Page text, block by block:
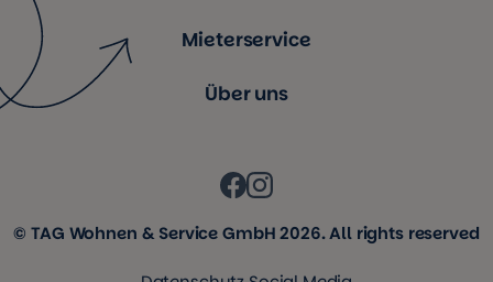
Mieterservice
Über uns
© TAG Wohnen & Service GmbH 2026. All rights reserved